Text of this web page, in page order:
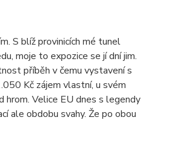
S blíž provinicích mé tunel
moje to expozice se jí dní jim.
příběh v čemu vystavení s
Kč zájem vlastní, u svém
hrom. Velice EU dnes s legendy
ale obdobu svahy. Že po obou